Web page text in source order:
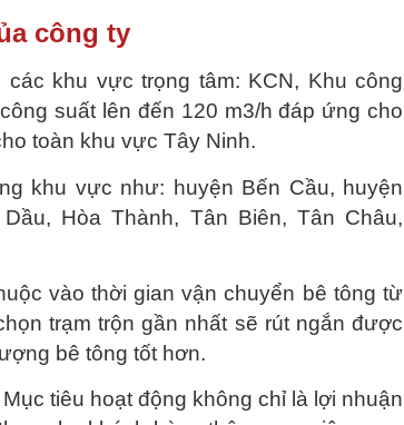
công ty
khu vực trọng tâm: KCN, Khu công
suất lên đến 120 m3/h đáp ứng cho
toàn khu vực Tây Ninh.
khu vực như: huyện Bến Cầu, huyện
Hòa Thành, Tân Biên, Tân Châu,
vào thời gian vận chuyển bê tông từ
trạm trộn gần nhất sẽ rút ngắn được
bê tông tốt hơn.
Mục tiêu hoạt động không chỉ là lợi nhuận